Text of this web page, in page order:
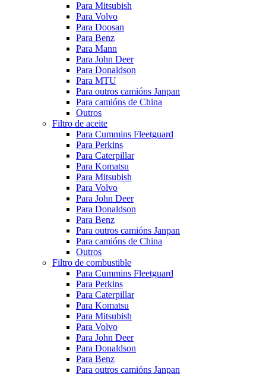
Para Mitsubish
Para Volvo
Para Doosan
Para Benz
Para Mann
Para John Deer
Para Donaldson
Para MTU
Para outros camións Janpan
Para camións de China
Outros
Filtro de aceite
Para Cummins Fleetguard
Para Perkins
Para Caterpillar
Para Komatsu
Para Mitsubish
Para Volvo
Para John Deer
Para Donaldson
Para Benz
Para outros camións Janpan
Para camións de China
Outros
Filtro de combustible
Para Cummins Fleetguard
Para Perkins
Para Caterpillar
Para Komatsu
Para Mitsubish
Para Volvo
Para John Deer
Para Donaldson
Para Benz
Para outros camións Janpan